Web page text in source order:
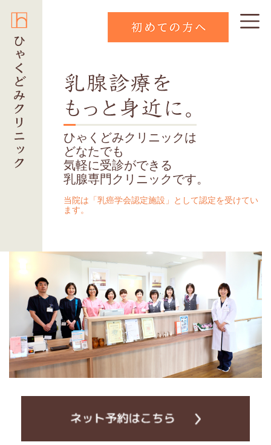
ひゃくどみクリニックは
どなたでも
気軽に受診ができる
乳腺専門クリニックです。
当院は「乳癌学会認定施設」として認定を受けてい
ます。